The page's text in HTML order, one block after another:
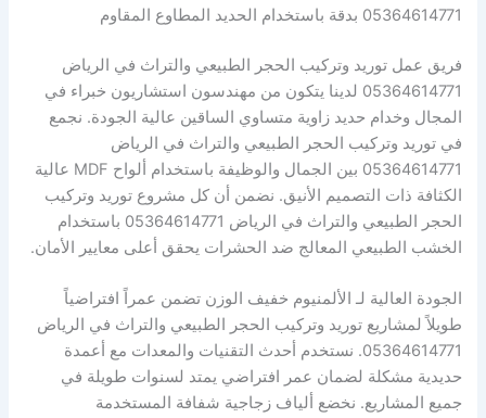
05364614771 بدقة باستخدام الحديد المطاوع المقاوم
فريق عمل توريد وتركيب الحجر الطبيعي والتراث في الرياض
05364614771 لدينا يتكون من مهندسون استشاريون خبراء في
المجال وخدام حديد زاوية متساوي الساقين عالية الجودة. نجمع
في توريد وتركيب الحجر الطبيعي والتراث في الرياض
05364614771 بين الجمال والوظيفة باستخدام ألواح MDF عالية
الكثافة ذات التصميم الأنيق. نضمن أن كل مشروع توريد وتركيب
الحجر الطبيعي والتراث في الرياض 05364614771 باستخدام
الخشب الطبيعي المعالج ضد الحشرات يحقق أعلى معايير الأمان.
الجودة العالية لـ الألمنيوم خفيف الوزن تضمن عمراً افتراضياً
طويلاً لمشاريع توريد وتركيب الحجر الطبيعي والتراث في الرياض
05364614771. نستخدم أحدث التقنيات والمعدات مع أعمدة
حديدية مشكلة لضمان عمر افتراضي يمتد لسنوات طويلة في
جميع المشاريع. نخضع ألياف زجاجية شفافة المستخدمة